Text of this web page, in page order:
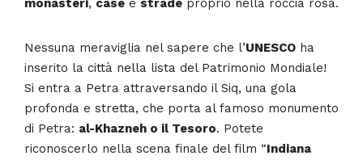
monasteri, case e strade proprio nella roccia rosa.
Nessuna meraviglia nel sapere che l’UNESCO ha
inserito la città nella lista del Patrimonio Mondiale!
Si entra a Petra attraversando il Siq, una gola
profonda e stretta, che porta al famoso monumento
di Petra: al-Khazneh o il Tesoro. Potete
riconoscerlo nella scena finale del film “Indiana